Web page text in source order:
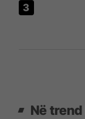
Në trend